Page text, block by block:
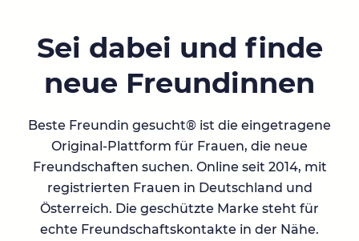
Sei dabei und finde
neue Freundinnen
Beste Freundin gesucht® ist die eingetragene
Original-Plattform für Frauen, die neue
Freundschaften suchen. Online seit 2014, mit
registrierten Frauen in Deutschland und
Österreich. Die geschützte Marke steht für
echte Freundschaftskontakte in der Nähe.